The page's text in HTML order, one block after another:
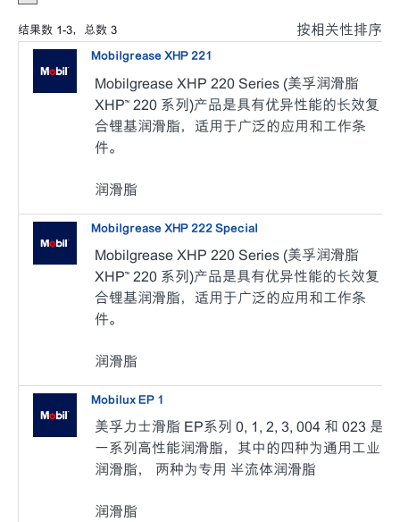
结果数 1-3，总数 3 按相关性排序
Mobilgrease XHP 221
Mobilgrease XHP 220 Series (美孚润滑脂
XHP™ 220 系列)产品是具有优异性能的长效复
合锂基润滑脂，适用于广泛的应用和工作条
件。
润滑脂
Mobilgrease XHP 222 Special
Mobilgrease XHP 220 Series (美孚润滑脂
XHP™ 220 系列)产品是具有优异性能的长效复
合锂基润滑脂，适用于广泛的应用和工作条
件。
润滑脂
Mobilux EP 1
美孚力士滑脂 EP系列 0, 1, 2, 3, 004 和 023 是
一系列高性能润滑脂，其中的四种为通用工业
润滑脂， 两种为专用 半流体润滑脂
润滑脂